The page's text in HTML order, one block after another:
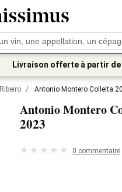
Livraison offerte à partir de
Ribeiro / Antonio Montero Colleita
Antonio Montero
2023
0 commentaire